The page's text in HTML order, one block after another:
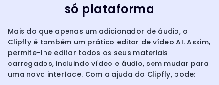
só plataforma
Mais do que apenas um adicionador de áudio, o
Clipfly é também um prático editor de vídeo AI. Assim,
permite-lhe editar todos os seus materiais
carregados, incluindo vídeo e áudio, sem mudar para
uma nova interface. Com a ajuda do Clipfly, pode: